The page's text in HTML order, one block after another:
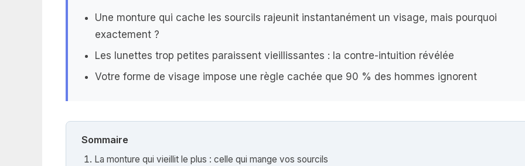
Une monture qui cache les sourcils rajeunit instantanément un visage, mais pourquoi
exactement ?
Les lunettes trop petites paraissent vieillissantes : la contre-intuition révélée
Votre forme de visage impose une règle cachée que 90 % des hommes ignorent
Sommaire
La monture qui vieillit le plus : celle qui mange vos sourcils